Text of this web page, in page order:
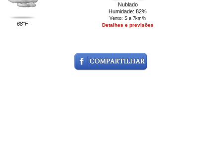
68°F
Nublado
Humidade: 82%
Vento: S a 7km/h
Detalhes e previsões